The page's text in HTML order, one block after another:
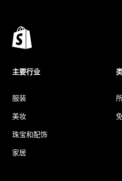
主要行业
服装
美妆
珠宝和配饰
家居